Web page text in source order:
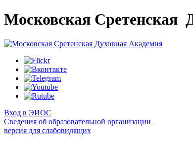
Московская Сретенская
Вход в ЭИОС
Сведения об образовательной организации
версия для слабовидящих